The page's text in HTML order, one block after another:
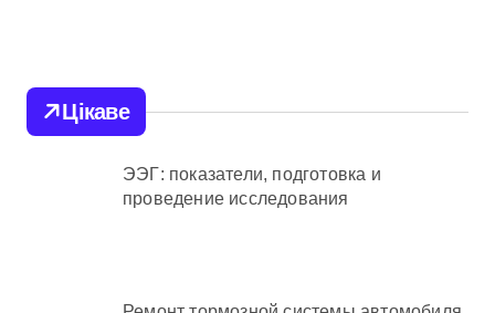
залишились без
електрики
Цікаве
ЭЭГ: показатели, подготовка и
проведение исследования